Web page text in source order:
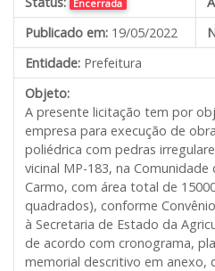
Encerrada
Publicado em: 19/05/2022
Entidade: Prefeitura
Objeto:
A presente licitação tem por
empresa para execução de
poliédrica com pedras
vicinal MP-183, na
Carmo, com área total de
quadrados), conforme
à Secretaria de Estado da
de acordo com cronograma,
memorial descritivo em anexo,